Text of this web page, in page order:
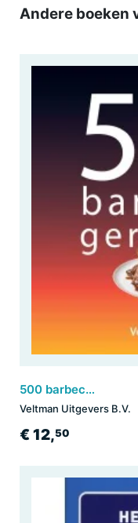
Andere boeken
500 barbecue gerechten
Veltman Uitgevers B.V.
€ 12,50